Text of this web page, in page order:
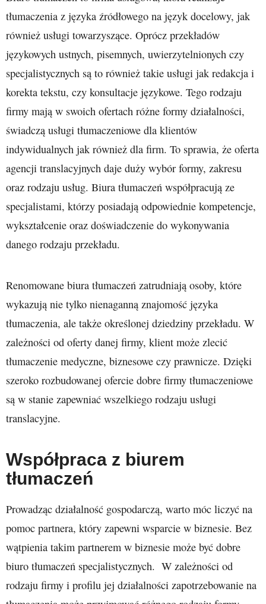
tłumaczenia z języka źródłowego na język docelowy, jak
również usługi towarzyszące. Oprócz przekładów
językowych ustnych, pisemnych, uwierzytelnionych czy
specjalistycznych są to również takie usługi jak redakcja i
korekta tekstu, czy konsultacje językowe. Tego rodzaju
firmy mają w swoich ofertach różne formy działalności,
świadczą usługi tłumaczeniowe dla klientów
indywidualnych jak również dla firm. To sprawia, że oferta
agencji translacyjnych daje duży wybór formy, zakresu
oraz rodzaju usług. Biura tłumaczeń współpracują ze
specjalistami, którzy posiadają odpowiednie kompetencje,
wykształcenie oraz doświadczenie do wykonywania
danego rodzaju przekładu.
Renomowane biura tłumaczeń zatrudniają osoby, które
wykazują nie tylko nienaganną znajomość języka
tłumaczenia, ale także określonej dziedziny przekładu. W
zależności od oferty danej firmy, klient może zlecić
tłumaczenie medyczne, biznesowe czy prawnicze. Dzięki
szeroko rozbudowanej ofercie dobre firmy tłumaczeniowe
są w stanie zapewniać wszelkiego rodzaju usługi
translacyjne.
Współpraca z biurem
tłumaczeń
Prowadząc działalność gospodarczą, warto móc liczyć na
pomoc partnera, który zapewni wsparcie w biznesie. Bez
wątpienia takim partnerem w biznesie może być dobre
biuro tłumaczeń specjalistycznych. W zależności od
rodzaju firmy i profilu jej działalności zapotrzebowanie na